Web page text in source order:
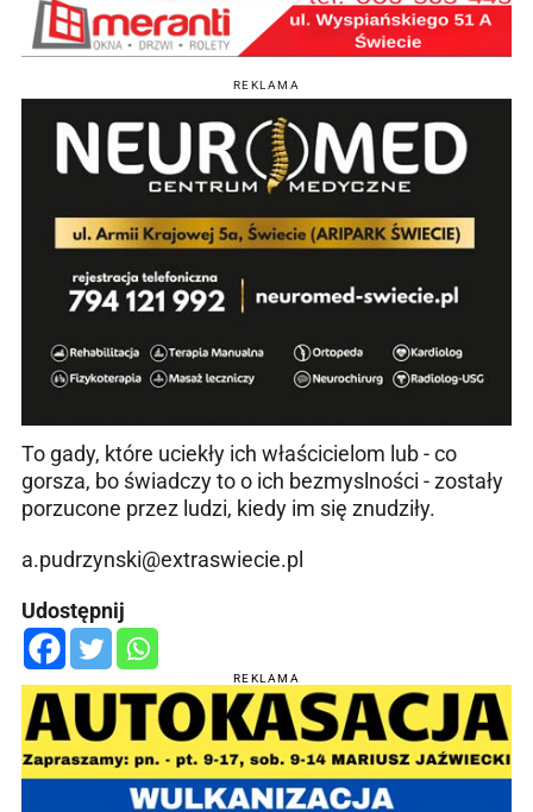
REKLAMA
To gady, które uciekły ich właścicielom lub - co
gorsza, bo świadczy to o ich bezmyslności - zostały
porzucone przez ludzi, kiedy im się znudziły.
a.pudrzynski@extraswiecie.pl
Udostępnij
REKLAMA